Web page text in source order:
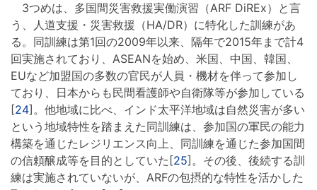
3つめは、多国間災害救援実働演習（ARF DiREx）と言
う、人道支援・災害救援（HA/DR）に特化した訓練があ
る。同訓練は第1回の2009年以来、隔年で2015年まで計4
回実施されており、ASEANを始め、米国、中国、韓国、
EUなど加盟国の多数の官民が人員・機材を伴って参加し
ており、日本からも民間看護師や自衛隊等が参加している
[24]。他地域に比べ、インド太平洋地域は自然災害が多い
という地域特性を踏まえた同訓練は、参加国の軍民の能力
構築を通じたレジリエンス向上、同訓練を通じた参加国間
の信頼醸成等を目的としていた[25]。その後、後続する訓
練は実施されていないが、ARFの包摂的な特性を活かした